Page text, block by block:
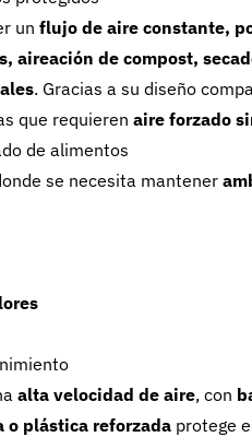
un flujo de aire constante,
aireación de compost,
. Gracias a su diseño
que requieren aire forzado
de alimentos
se necesita mantener
alta velocidad de aire, con
o plástica reforzada protege